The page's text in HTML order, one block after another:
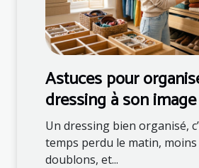
Astuces pour
dressing à son image
Un dressing bien organisé,
temps perdu le matin, moins
doublons, et...